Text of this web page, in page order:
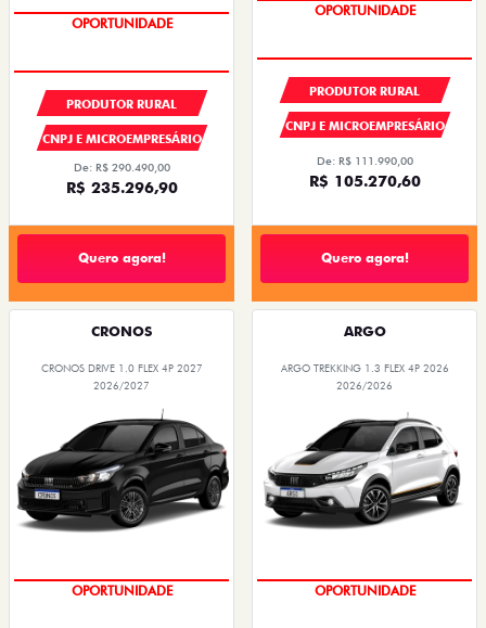
CONDIÇÃO IMPERDÍVEL
PRODUTOR RURAL
CNPJ E MICROEMPRESÁRIO
De: R$ 290.490,00
R$ 235.296,90
Quero agora!
CONDIÇÃO IMPERDÍVEL
PRODUTOR RURAL
CNPJ E MICROEMPRESÁRIO
De: R$ 111.990,00
R$ 105.270,60
Quero agora!
CRONOS
CRONOS DRIVE 1.0 FLEX 4P 2027
2026/2027
OPORTUNIDADE
ARGO
ARGO TREKKING 1.3 FLEX 4P 2026
2026/2026
CONDIÇÃO IMPERDÍVEL